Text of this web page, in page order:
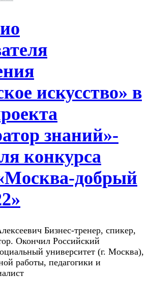
искусство» в
знаний»-
конкурса
добрый
Бизнес-тренер, спикер,
Окончил Российский
университет (г. Москва),
работы, педагогики и